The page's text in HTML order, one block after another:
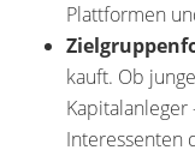
Plattformen
kauft. Ob
Interessenten